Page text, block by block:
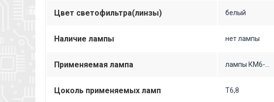
Цвет светофильтра(линзы) белый
Наличие лампы нет лампы
Применяемая лампа лампы КМ6-...
Цоколь применяемых ламп Т6,8